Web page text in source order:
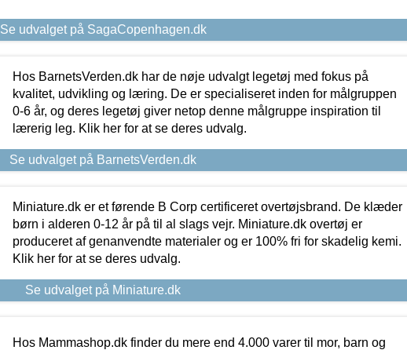
Se udvalget på SagaCopenhagen.dk
Hos BarnetsVerden.dk har de nøje udvalgt legetøj med fokus på
kvalitet, udvikling og læring. De er specialiseret inden for målgruppen
0-6 år, og deres legetøj giver netop denne målgruppe inspiration til
lærerig leg. Klik her for at se deres udvalg.
Se udvalget på BarnetsVerden.dk
Miniature.dk er et førende B Corp certificeret overtøjsbrand. De klæder
børn i alderen 0-12 år på til al slags vejr. Miniature.dk overtøj er
produceret af genanvendte materialer og er 100% fri for skadelig kemi.
Klik her for at se deres udvalg.
Se udvalget på Miniature.dk
Hos Mammashop.dk finder du mere end 4.000 varer til mor, barn og